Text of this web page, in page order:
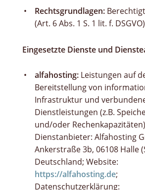
Rechtsgrundlagen:
(Art. 6 Abs. 1 S. 1 lit. f.
Eingesetzte Dienste und
alfahosting: Leistungen auf
Bereitstellung von
Infrastruktur und
Dienstleistungen (z.B.
und/oder
Dienstanbieter: Alfahosting
Ankerstraße 3b, 06108 Halle
Deutschland; Website:
https://alfahosting.de;
Datenschutzerklärung: